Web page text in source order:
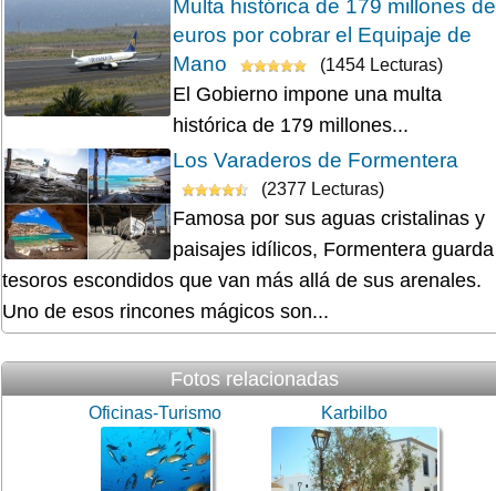
Multa histórica de 179 millones de
euros por cobrar el Equipaje de
Mano
(1454 Lecturas)
El Gobierno impone una multa
histórica de 179 millones...
Los Varaderos de Formentera
(2377 Lecturas)
Famosa por sus aguas cristalinas y
paisajes idílicos, Formentera guarda
tesoros escondidos que van más allá de sus arenales.
Uno de esos rincones mágicos son...
Fotos relacionadas
Oficinas-Turismo Karbilbo